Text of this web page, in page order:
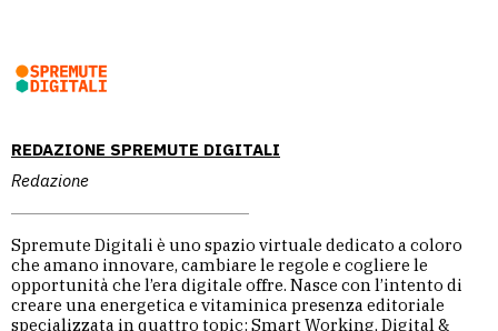
REDAZIONE SPREMUTE DIGITALI
Redazione
Spremute Digitali è uno spazio virtuale dedicato a coloro
che amano innovare, cambiare le regole e cogliere le
opportunità che l’era digitale offre. Nasce con l’intento di
creare una energetica e vitaminica presenza editoriale
specializzata in quattro topic: Smart Working, Digital &